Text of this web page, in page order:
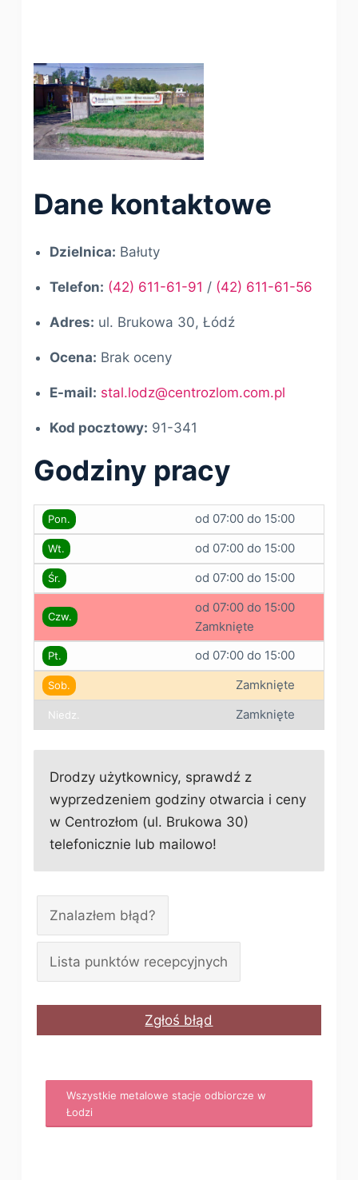
Dane kontaktowe
Dzielnica: Bałuty
Telefon: (42) 611-61-91 / (42) 611-61-56
Adres: ul. Brukowa 30, Łódź
Ocena: Brak oceny
E-mail: stal.lodz@centrozlom.com.pl
Kod pocztowy: 91-341
Godziny pracy
Pon. od 07:00 do 15:00
Wt. od 07:00 do 15:00
Śr. od 07:00 do 15:00
Czw.
od 07:00 do 15:00
Zamknięte
Pt. od 07:00 do 15:00
Sob. Zamknięte
Niedz. Zamknięte
Drodzy użytkownicy, sprawdź z
wyprzedzeniem godziny otwarcia i ceny
w Centrozłom (ul. Brukowa 30)
telefonicznie lub mailowo!
Znalazłem błąd?
Lista punktów recepcyjnych
Zgłoś błąd
Wszystkie metalowe stacje odbiorcze w
Łodzi